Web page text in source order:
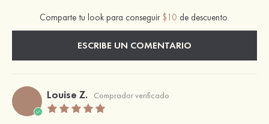
Comparte tu look para conseguir $10 de descuento.
ESCRIBE UN COMENTARIO
Louise Z. Comprador verificado